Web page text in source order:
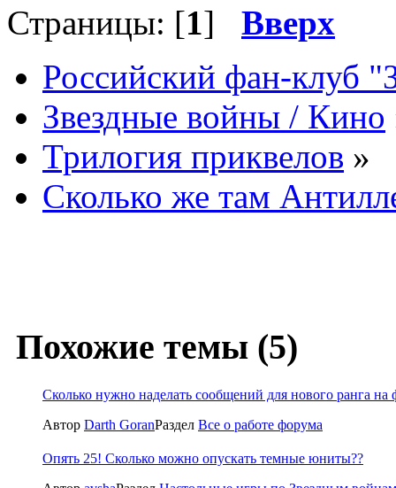
Страницы: [1] Вверх
Российский фан-клуб
Звездные войны / Кино
Трилогия приквелов »
Сколько же там
Похожие темы (5)
Сколько нужно наделать сообщений для нового ранга на
Автор Darth GoranРаздел Все о работе форума
Опять 25! Сколько можно опускать темные юниты??